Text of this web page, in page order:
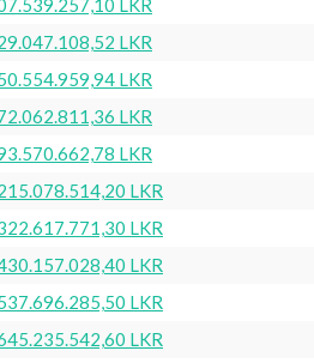
LKR
LKR
LKR
LKR
LKR
LKR
LKR
LKR
LKR